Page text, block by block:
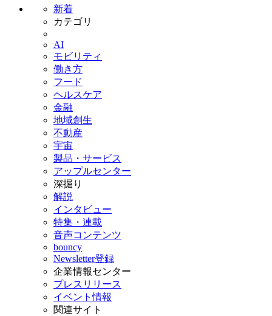
新着
カテゴリ
AI
モビリティ
働き方
フード
ヘルスケア
金融
地域創生
不動産
宇宙
製品・サービス
アップルセンター
深掘り
解説
インタビュー
特集・連載
音声コンテンツ
bouncy
Newsletter登録
企業情報センター
プレスリリース
イベント情報
関連サイト